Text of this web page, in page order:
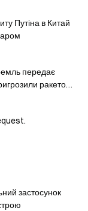
Путіна в Китай
передає
ракетою
застосунок